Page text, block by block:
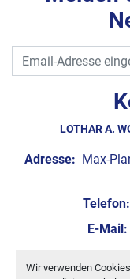
Wir verwenden
LOTHAR A.
Adresse: Max-
Telefon:
E-Mail: